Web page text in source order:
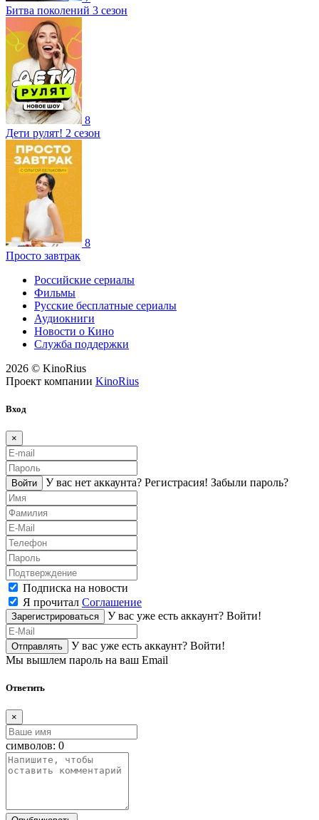
Битва поколений 3 сезон
8
Дети рулят! 2 сезон
8
Просто завтрак
Российские сериалы
Фильмы
Русские бесплатные сериалы
Аудиокниги
Новости о Кино
Служба поддержки
2026 © KinoRius
Проект компании KinoRius
Вход
×
Войти У вас нет аккаунта? Регистраcия! Забыли пароль?
Подписка на новости
Я прочитал Соглашение
Зарегистрироваться У вас уже есть аккаунт? Войти!
Отправлять У вас уже есть аккаунт? Войти!
Мы вышлем пароль на ваш Email
Ответить
×
символов: 0